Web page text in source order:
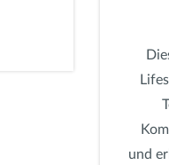
und